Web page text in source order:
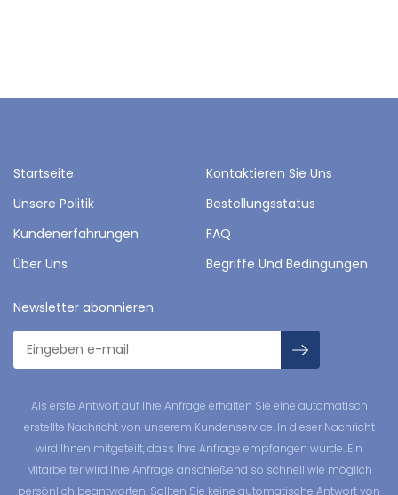
Startseite
Kontaktieren Sie Uns
Unsere Politik
Bestellungsstatus
Kundenerfahrungen
FAQ
Über Uns
Begriffe Und Bedingungen
Newsletter abonnieren
Als erste Antwort auf Ihre Anfrage erhalten Sie eine automatisch
erstellte Nachricht von unserem Kundenservice. In dieser Nachricht
wird Ihnen mitgeteilt, dass Ihre Anfrage empfangen wurde. Ein
Mitarbeiter wird Ihre Anfrage anschießend so schnell wie möglich
persönlich beantworten. Sollten Sie keine automatische Antwort von